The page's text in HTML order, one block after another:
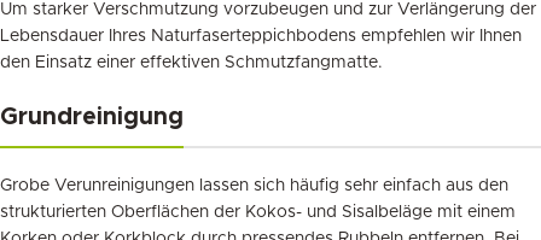
Um starker Verschmutzung vorzubeugen und zur Verlängerung der
Lebensdauer Ihres Naturfaserteppichbodens empfehlen wir Ihnen
den Einsatz einer effektiven Schmutzfangmatte.
Grundreinigung
Grobe Verunreinigungen lassen sich häufig sehr einfach aus den
strukturierten Oberflächen der Kokos- und Sisalbeläge mit einem